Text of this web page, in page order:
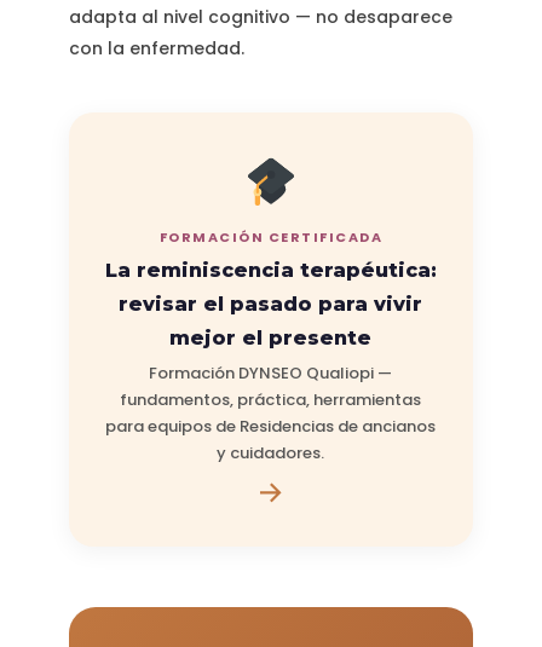
adapta al nivel cognitivo — no desaparece
con la enfermedad.
FORMACIÓN CERTIFICADA
La reminiscencia terapéutica:
revisar el pasado para vivir
mejor el presente
Formación DYNSEO Qualiopi —
fundamentos, práctica, herramientas
para equipos de Residencias de ancianos
y cuidadores.
→